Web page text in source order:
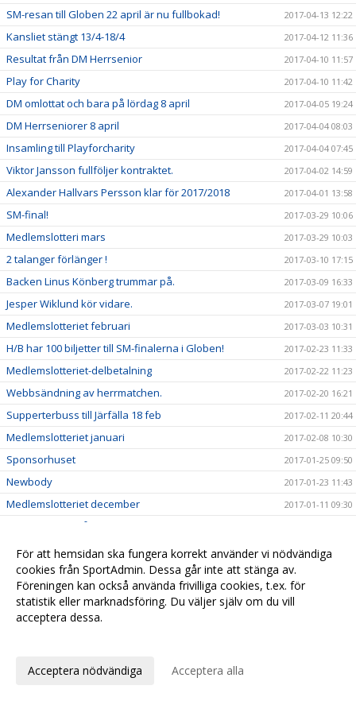
SM-resan till Globen 22 april är nu fullbokad! 2017-04-13 12:22
Kansliet stängt 13/4-18/4 2017-04-12 11:36
Resultat från DM Herrsenior 2017-04-10 11:57
Play for Charity 2017-04-10 11:42
DM omlottat och bara på lördag 8 april 2017-04-05 19:24
DM Herrseniorer 8 april 2017-04-04 08:03
Insamling till Playforcharity 2017-04-04 07:45
Viktor Jansson fullföljer kontraktet. 2017-04-02 14:59
Alexander Hallvars Persson klar för 2017/2018 2017-04-01 13:58
SM-final! 2017-03-29 10:06
Medlemslotteri mars 2017-03-29 10:03
2 talanger förlänger ! 2017-03-10 17:15
Backen Linus Könberg trummar på. 2017-03-09 16:33
Jesper Wiklund kör vidare. 2017-03-07 19:01
Medlemslotteriet februari 2017-03-03 10:31
H/B har 100 biljetter till SM-finalerna i Globen! 2017-02-23 11:33
Medlemslotteriet-delbetalning 2017-02-22 11:23
Webbsändning av herrmatchen. 2017-02-20 16:21
Supperterbuss till Järfälla 18 feb 2017-02-11 20:44
Medlemslotteriet januari 2017-02-08 10:30
Sponsorhuset 2017-01-25 09:50
Newbody 2017-01-23 11:43
Medlemslotteriet december 2017-01-11 09:30
Fyra H/B tjejer på distrikts-SM
Tre H/B killar på distrikts-SM 2017-01-07 10:21
Hudik/Björkberg lånar Andreas Lindqvist från Storvreta 2016-12-28 11:14
God Jul & Gott Nytt År 2016-12-22 09:39
Sportbibliotek
För att hemsidan ska fungera korrekt använder vi nödvändiga
cookies från SportAdmin. Dessa går inte att stänga av.
Föreningen kan också använda frivilliga cookies, t.ex. för
statistik eller marknadsföring. Du väljer själv om du vill
acceptera dessa.
Acceptera nödvändiga Acceptera alla